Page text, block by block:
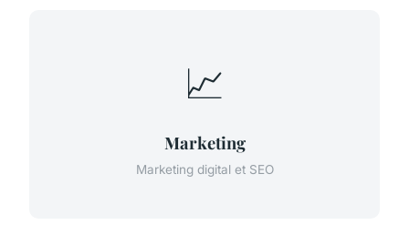
📈
Marketing
Marketing digital et SEO